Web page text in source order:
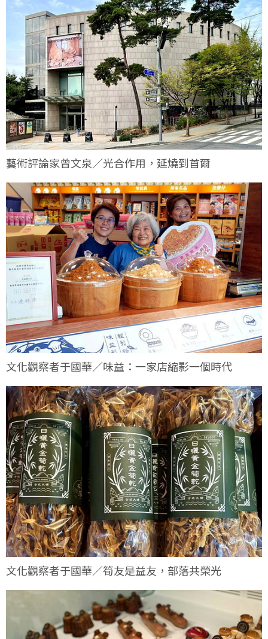
藝術評論家曾文泉／光合作用，延燒到首爾
文化觀察者于國華／味益：一家店縮影一個時代
文化觀察者于國華／筍友是益友，部落共榮光